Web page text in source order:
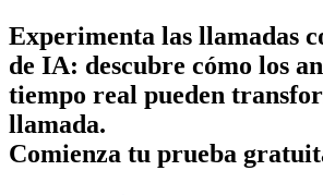
Experimenta las llamadas
de IA: descubre cómo los
tiempo real pueden
llamada.
Comienza tu prueba